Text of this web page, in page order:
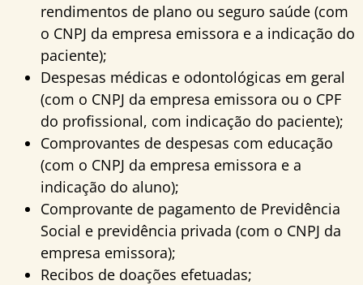
rendimentos de plano ou seguro saúde (com
o CNPJ da empresa emissora e a indicação do
paciente);
Despesas médicas e odontológicas em geral
(com o CNPJ da empresa emissora ou o CPF
do profissional, com indicação do paciente);
Comprovantes de despesas com educação
(com o CNPJ da empresa emissora e a
indicação do aluno);
Comprovante de pagamento de Previdência
Social e previdência privada (com o CNPJ da
empresa emissora);
Recibos de doações efetuadas;